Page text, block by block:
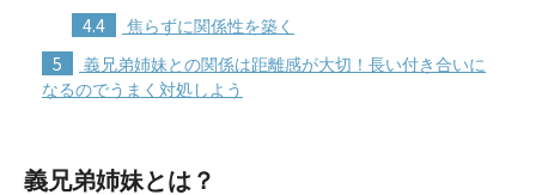
4.4 焦らずに関係性を築く
5
義兄弟姉妹との関係は距離感が大切！長い付き合いに
なるのでうまく対処しよう
義兄弟姉妹とは？